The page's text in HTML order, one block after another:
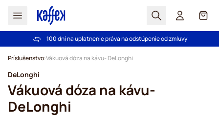
Hľadať Košík
Pri objednávke nad 49,00 € doprava zdarma
100 dní na uplatnenie práva na odstúpenie od zmluvy
Príslušenstvo Vákuová dóza na kávu- DeLonghi
DeLonghi
Vákuová dóza na kávu-
DeLonghi